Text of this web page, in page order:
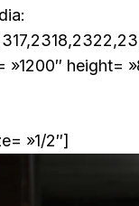
height=
»1/2″]